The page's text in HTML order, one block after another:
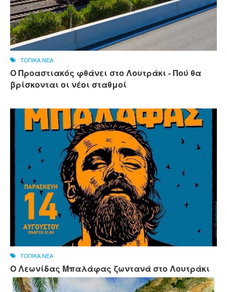
ΤΟΠΙΚΑ ΝΕΑ
Ο Προαστιακός φθάνει στο Λουτράκι - Πού θα
βρίσκονται οι νέοι σταθμοί
ΤΟΠΙΚΑ ΝΕΑ
Ο Λεωνίδας Μπαλάφας ζωντανά στο Λουτράκι